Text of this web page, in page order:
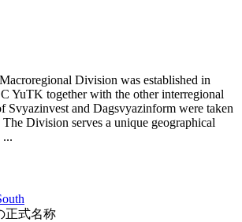
Division was established in
YuTK together with the other interregional
Svyazinvest and Dagsvyazinform were taken
Division serves a unique geographical
...
正式名称